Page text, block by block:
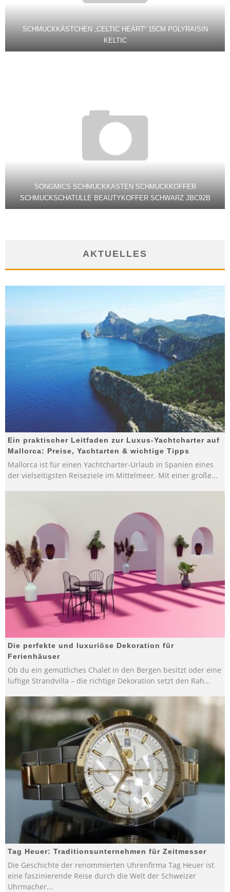
SCHMUCKKÄSTCHEN „CELTIC HEART“ 15CM POLYRAISIN
KELTIC
SONGMICS SCHMUCKKASTEN SCHMUCKKOFFER
SCHMUCKSCHATULLE BEAUTYKOFFER SCHWARZ JBC92B
AKTUELLES
Ein praktischer Leitfaden zur Luxus-Yachtcharter auf
Mallorca: Preise, Yachtarten & wichtige Tipps
Mallorca ist für einen Yachtcharter-Urlaub in Spanien eines
der vielseitigsten Reiseziele im Mittelmeer. Mit einer große...
Die perfekte und luxuriöse Dekoration für
Ferienhäuser
Ob du ein gemütliches Chalet in den Bergen besitzt oder eine
luftige Strandvilla – die richtige Dekoration setzt den Rah...
Tag Heuer: Traditionsunternehmen für Zeitmesser
Die Geschichte der renommierten Uhrenfirma Tag Heuer ist
eine faszinierende Reise durch die Welt der Schweizer
Uhrmacher...